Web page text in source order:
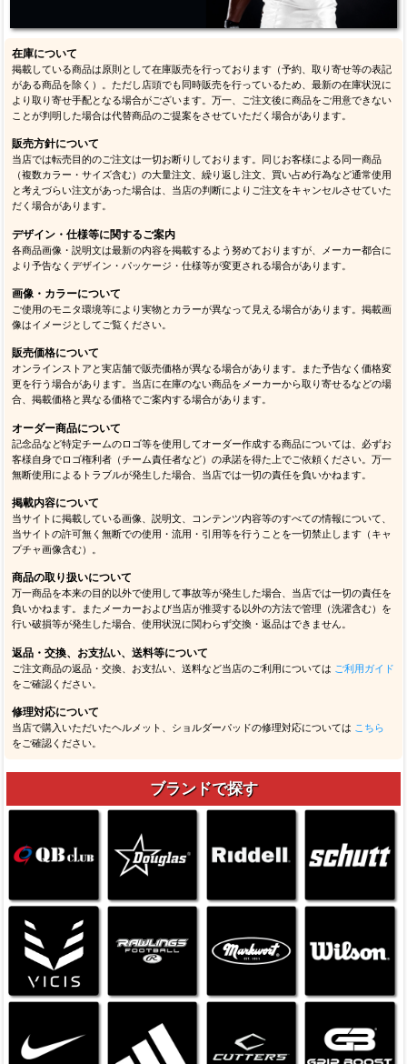
在庫について
掲載している商品は原則として在庫販売を行っております（予約、取り寄せ等の表記
がある商品を除く）。ただし店頭でも同時販売を行っているため、最新の在庫状況に
より取り寄せ手配となる場合がございます。万一、ご注文後に商品をご用意できない
ことが判明した場合は代替商品のご提案をさせていただく場合があります。
販売方針について
当店では転売目的のご注文は一切お断りしております。同じお客様による同一商品
（複数カラー・サイズ含む）の大量注文、繰り返し注文、買い占め行為など通常使用
と考えづらい注文があった場合は、当店の判断によりご注文をキャンセルさせていた
だく場合があります。
デザイン・仕様等に関するご案内
各商品画像・説明文は最新の内容を掲載するよう努めておりますが、メーカー都合に
より予告なくデザイン・パッケージ・仕様等が変更される場合があります。
画像・カラーについて
ご使用のモニタ環境等により実物とカラーが異なって見える場合があります。掲載画
像はイメージとしてご覧ください。
販売価格について
オンラインストアと実店舗で販売価格が異なる場合があります。また予告なく価格変
更を行う場合があります。当店に在庫のない商品をメーカーから取り寄せるなどの場
合、掲載価格と異なる価格でご案内する場合があります。
オーダー商品について
記念品など特定チームのロゴ等を使用してオーダー作成する商品については、必ずお
客様自身でロゴ権利者（チーム責任者など）の承諾を得た上でご依頼ください。万一
無断使用によるトラブルが発生した場合、当店では一切の責任を負いかねます。
掲載内容について
当サイトに掲載している画像、説明文、コンテンツ内容等のすべての情報について、
当サイトの許可無く無断での使用・流用・引用等を行うことを一切禁止します（キャ
プチャ画像含む）。
商品の取り扱いについて
万一商品を本来の目的以外で使用して事故等が発生した場合、当店では一切の責任を
負いかねます。またメーカーおよび当店が推奨する以外の方法で管理（洗濯含む）を
行い破損等が発生した場合、使用状況に関わらず交換・返品はできません。
返品・交換、お支払い、送料等について
ご注文商品の返品・交換、お支払い、送料など当店のご利用については ご利用ガイド
をご確認ください。
修理対応について
当店で購入いただいたヘルメット、ショルダーパッドの修理対応については こちら
をご確認ください。
ブランドで探す